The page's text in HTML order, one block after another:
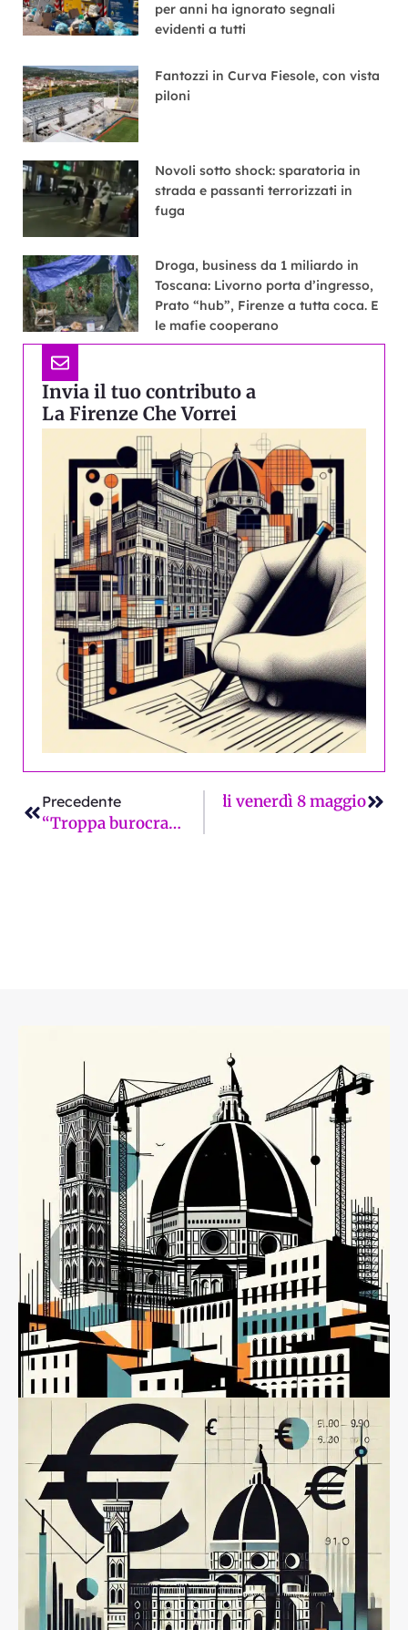
per anni ha ignorato segnali
evidenti a tutti
Fantozzi in Curva Fiesole, con vista
piloni
Novoli sotto shock: sparatoria in
strada e passanti terrorizzati in
fuga
Droga, business da 1 miliardo in
Toscana: Livorno porta d’ingresso,
Prato “hub”, Firenze a tutta coca. E
le mafie cooperano
Invia il tuo contributo a
La Firenze Che Vorrei
Precedente
“Troppa burocrazia, si tengano i soldi che mi devono!” Una signora 90enne di Campi Bisenzio rinuncia ai 5 mila euro. Vogliono prendere gli alluvionati per sfinimento?
La Firenze sui giornali di venerdì 8 maggio